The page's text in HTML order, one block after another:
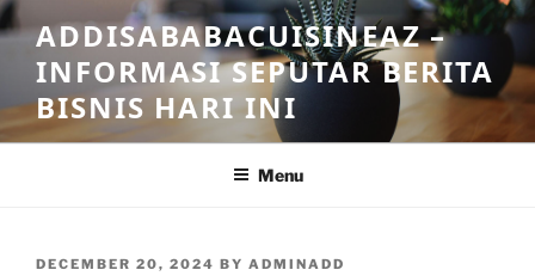
Skip
to
content
ADDISABABACUISINEAZ –
INFORMASI SEPUTAR BERITA
BISNIS HARI INI
Menu
POSTED
DECEMBER 20, 2024 BY ADMINADD